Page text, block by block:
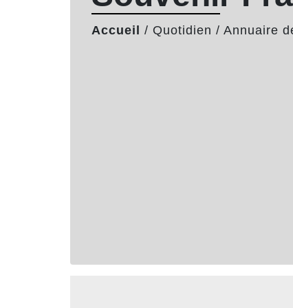
Accueil / Quotidien / Annuaire